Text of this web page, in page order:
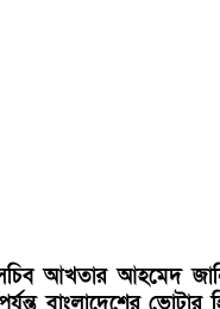
আখতার আহমেদ